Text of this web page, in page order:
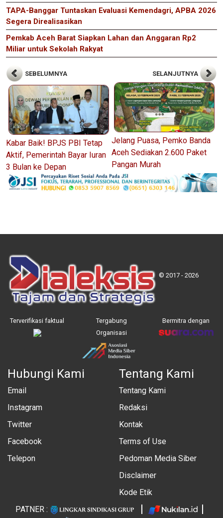
TAPA-Banggar Tuntaskan Evaluasi Kemendagri, APBA 2026
Segera Direalisasikan
Pemkab Aceh Barat Siapkan Lahan dan Anggaran Rp2
Miliar untuk Sekolah Rakyat
SEBELUMNYA
Kabar Baik! BPJS PBI Tetap
Aktif, Pemerintah Bayar Iuran
3 Bulan ke Depan
SELANJUTNYA
Jelang Puasa, Pemko Banda
Aceh Sediakan 2.600 Paket
Pangan Murah
© 2017 - 2026
Terverifikasi faktual
Tergabung
Organisasi
Bermitra dengan
Hubungi Kami
Email
Instagram
Twitter
Facebook
Telepon
Tentang Kami
Tentang Kami
Redaksi
Kontak
Terms of Use
Pedoman Media Siber
Disclaimer
Kode Etik
PATNER :